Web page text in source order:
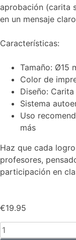
aprobación (carita
en un mensaje
Características:
Tamaño: Ø15
Color de
Diseño:
Sistema
Uso
más
Haz que cada
profesores,
participación en
€19.95